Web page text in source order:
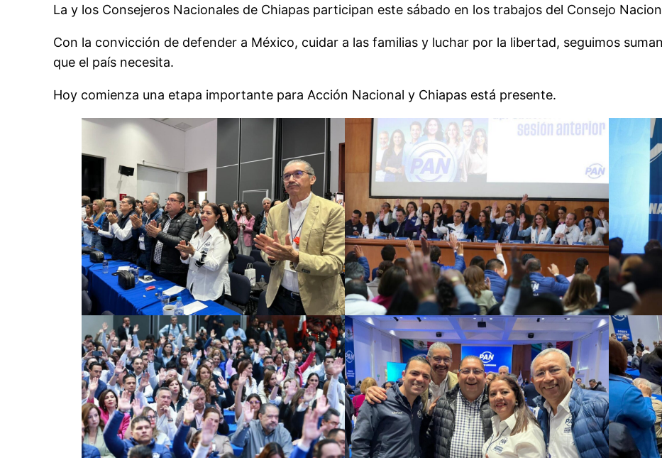
La y los Consejeros Nacionales de Chiapas participan este sábado en los trabajos del Consejo
Con la convicción de defender a México, cuidar a las familias y luchar por la libertad, seguimos
que el país necesita.
Hoy comienza una etapa importante para Acción Nacional y Chiapas está presente.